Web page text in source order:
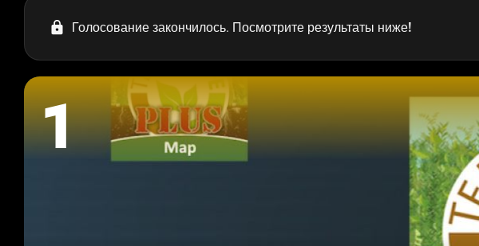
Голосование закончилось. Посмотрите результаты ниже!
1